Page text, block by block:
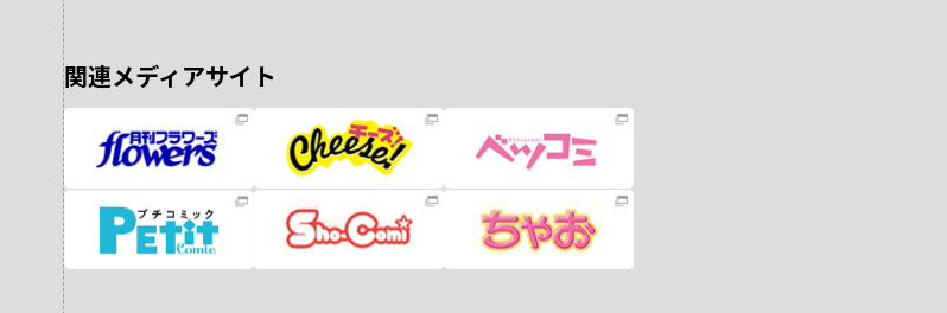
関連メディアサイト